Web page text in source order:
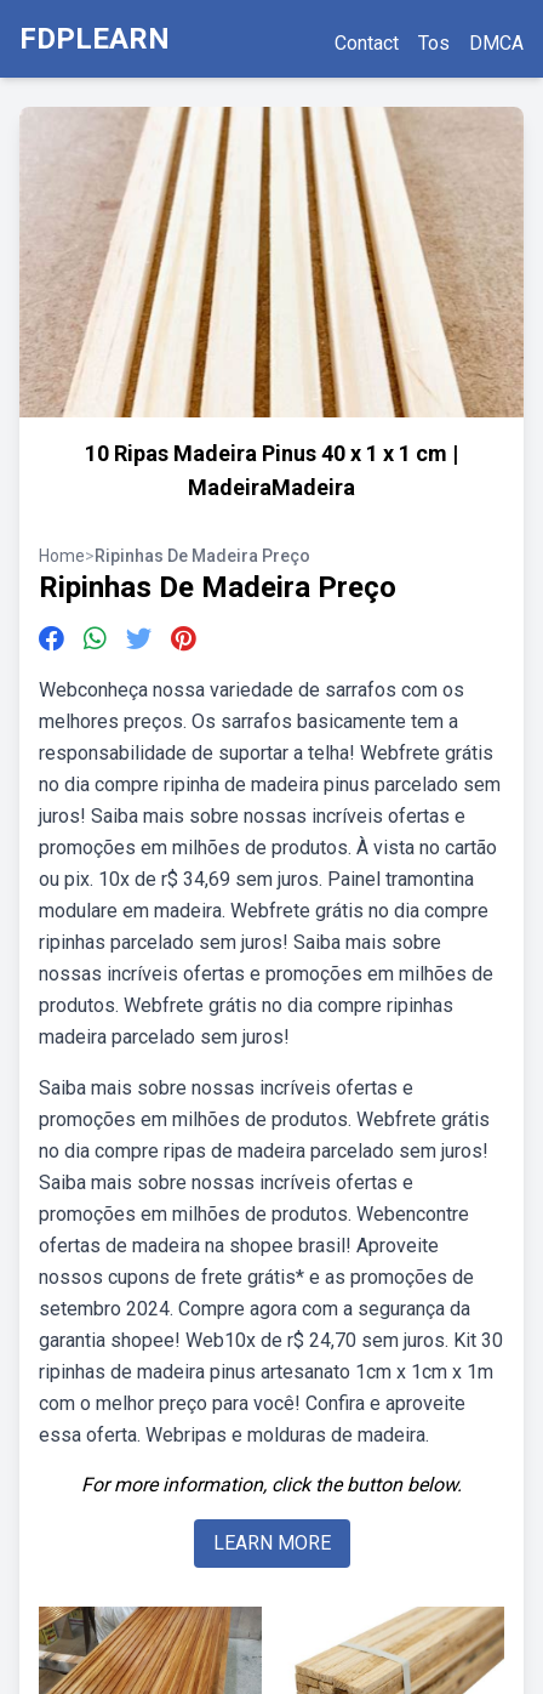
FDPLEARN Contact Tos DMCA
10 Ripas Madeira Pinus 40 x 1 x 1 cm |
MadeiraMadeira
Home>Ripinhas De Madeira Preço
Ripinhas De Madeira Preço
Webconheça nossa variedade de sarrafos com os
melhores preços. Os sarrafos basicamente tem a
responsabilidade de suportar a telha! Webfrete grátis
no dia compre ripinha de madeira pinus parcelado sem
juros! Saiba mais sobre nossas incríveis ofertas e
promoções em milhões de produtos. À vista no cartão
ou pix. 10x de r$ 34,69 sem juros. Painel tramontina
modulare em madeira. Webfrete grátis no dia compre
ripinhas parcelado sem juros! Saiba mais sobre
nossas incríveis ofertas e promoções em milhões de
produtos. Webfrete grátis no dia compre ripinhas
madeira parcelado sem juros!
Saiba mais sobre nossas incríveis ofertas e
promoções em milhões de produtos. Webfrete grátis
no dia compre ripas de madeira parcelado sem juros!
Saiba mais sobre nossas incríveis ofertas e
promoções em milhões de produtos. Webencontre
ofertas de madeira na shopee brasil! Aproveite
nossos cupons de frete grátis* e as promoções de
setembro 2024. Compre agora com a segurança da
garantia shopee! Web10x de r$ 24,70 sem juros. Kit 30
ripinhas de madeira pinus artesanato 1cm x 1cm x 1m
com o melhor preço para você! Confira e aproveite
essa oferta. Webripas e molduras de madeira.
For more information, click the button below.
LEARN MORE